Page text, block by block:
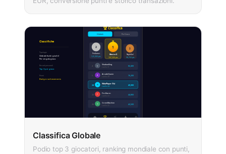
Classifica Globale
Podio top 3 giocatori, ranking mondiale con punti,